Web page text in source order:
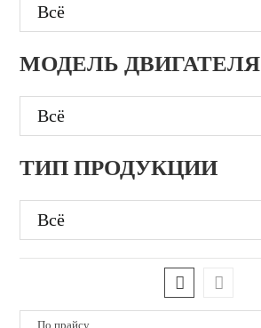
МОДЕЛЬ ДВИГАТЕЛЯ
ТИП ПРОДУКЦИИ